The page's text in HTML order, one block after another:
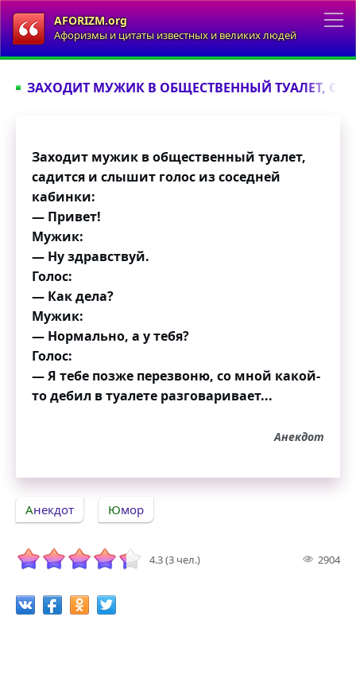
AFORIZM.org
Афоризмы и цитаты известных и великих людей
ЗАХОДИТ МУЖИК В ОБЩЕСТВЕННЫЙ ТУАЛЕТ,
Заходит мужик в общественный туалет,
садится и слышит голос из соседней
кабинки:
— Привет!
Мужик:
— Ну здравствуй.
Голос:
— Как дела?
Мужик:
— Нормально, а у тебя?
Голос:
— Я тебе позже перезвоню, со мной какой-
то дебил в туалете разговаривает...
Анекдот
Анекдот Юмор
4.3 (3 чел.) 2904